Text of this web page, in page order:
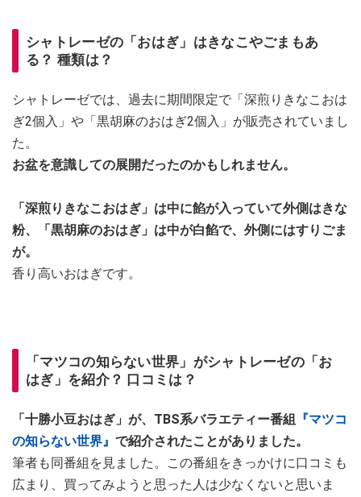
シャトレーゼの「おはぎ」はきなこやごまもあ
る？ 種類は？
シャトレーゼでは、過去に期間限定で「深煎りきなこおは
ぎ2個入」や「黒胡麻のおはぎ2個入」が販売されていまし
た。
お盆を意識しての展開だったのかもしれません。
「深煎りきなこおはぎ」は中に餡が入っていて外側はきな
粉、「黒胡麻のおはぎ」は中が白餡で、外側にはすりごま
が。
香り高いおはぎです。
「マツコの知らない世界」がシャトレーゼの「お
はぎ」を紹介？ 口コミは？
「十勝小豆おはぎ」が、TBS系バラエティー番組 『マツコ
の知らない世界』 で紹介されたことがありました。
筆者も同番組を見ました。この番組をきっかけに口コミも
広まり、買ってみようと思った人は少なくないと思いま